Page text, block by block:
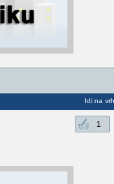
Idi na vrh
1